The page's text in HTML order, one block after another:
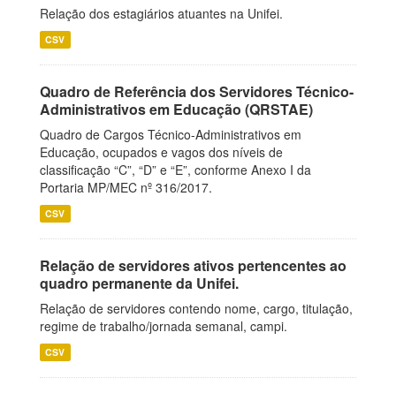
Relação dos estagiários atuantes na Unifei.
CSV
Quadro de Referência dos Servidores Técnico-
Administrativos em Educação (QRSTAE)
Quadro de Cargos Técnico-Administrativos em
Educação, ocupados e vagos dos níveis de
classificação “C”, “D” e “E”, conforme Anexo I da
Portaria MP/MEC nº 316/2017.
CSV
Relação de servidores ativos pertencentes ao
quadro permanente da Unifei.
Relação de servidores contendo nome, cargo, titulação,
regime de trabalho/jornada semanal, campi.
CSV